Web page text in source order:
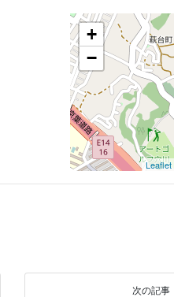
+
−
Leaflet
次の記事